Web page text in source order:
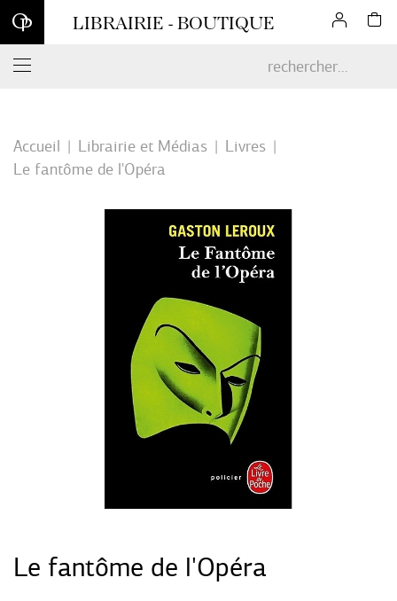
Inscrivez-vous à notre newsletter et profitez d'une remise de 10
% sur votre première commande en ligne*
LIBRAIRIE - BOUTIQUE
Accueil Librairie et Médias
Livres
Le fantôme de l'Opéra
Le fantôme de l'Opéra